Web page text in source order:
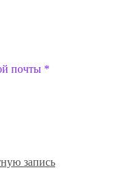
почты *
запись